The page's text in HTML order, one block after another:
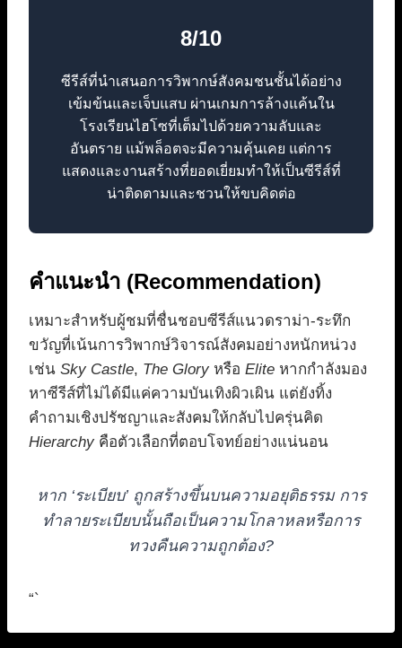
8/10
ซีรีส์ที่นำเสนอการวิพากษ์สังคมชนชั้นได้อย่าง
เข้มข้นและเจ็บแสบ ผ่านเกมการล้างแค้นใน
โรงเรียนไฮโซที่เต็มไปด้วยความลับและ
อันตราย แม้พล็อตจะมีความคุ้นเคย แต่การ
แสดงและงานสร้างที่ยอดเยี่ยมทำให้เป็นซีรีส์ที่
น่าติดตามและชวนให้ขบคิดต่อ
คำแนะนำ (Recommendation)
เหมาะสำหรับผู้ชมที่ชื่นชอบซีรีส์แนวดราม่า-ระทึก
ขวัญที่เน้นการวิพากษ์วิจารณ์สังคมอย่างหนักหน่วง
เช่น Sky Castle, The Glory หรือ Elite หากกำลังมอง
หาซีรีส์ที่ไม่ได้มีแค่ความบันเทิงผิวเผิน แต่ยังทิ้ง
คำถามเชิงปรัชญาและสังคมให้กลับไปครุ่นคิด
Hierarchy คือตัวเลือกที่ตอบโจทย์อย่างแน่นอน
หาก ‘ระเบียบ’ ถูกสร้างขึ้นบนความอยุติธรรม การ
ทำลายระเบียบนั้นถือเป็นความโกลาหลหรือการ
ทวงคืนความถูกต้อง?
“`